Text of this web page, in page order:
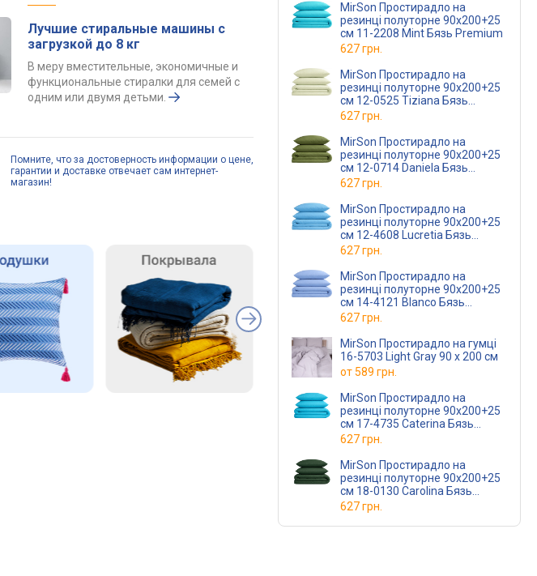
Лучшие стиральные машины с
загрузкой до 8 кг
В меру вместительные, экономичные и
функциональные стиралки для семей с
одним или двумя детьми.
Помните, что за достоверность информации о цене,
гарантии и доставке отвечает сам интернет-
магазин!
MirSon Простирадло на
резинці полуторне 90x200+25
см 11-2208 Mint Бязь Premium
627 грн.
MirSon Простирадло на
резинці полуторне 90x200+25
см 12-0525 Tiziana Бязь
Premium
627 грн.
MirSon Простирадло на
резинці полуторне 90x200+25
см 12-0714 Daniela Бязь
Premium
627 грн.
MirSon Простирадло на
резинці полуторне 90x200+25
см 12-4608 Lucretia Бязь
Premium
627 грн.
MirSon Простирадло на
резинці полуторне 90x200+25
см 14-4121 Blanco Бязь
Premium
627 грн.
MirSon Простирадло на гумці
16-5703 Light Gray 90 х 200 см
от589 грн.
MirSon Простирадло на
резинці полуторне 90x200+25
см 17-4735 Caterina Бязь
Premium
627 грн.
MirSon Простирадло на
резинці полуторне 90x200+25
см 18-0130 Carolina Бязь
Premium
627 грн.